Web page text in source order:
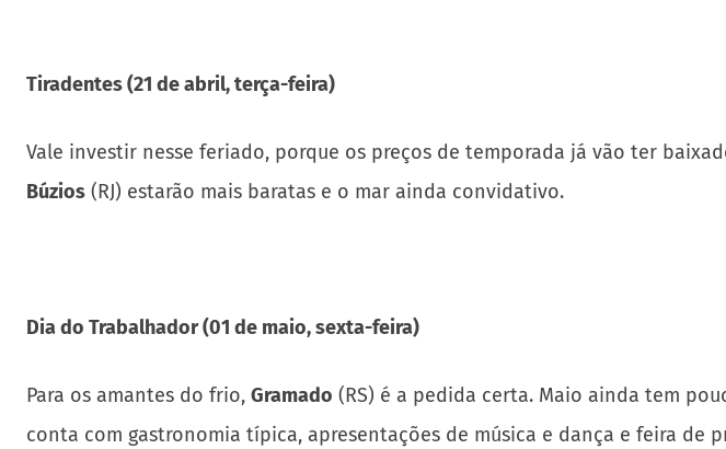
Tiradentes (21 de abril, terça-feira)
Vale investir nesse feriado, porque os preços de temporada já vão ter
Búzios (RJ) estarão mais baratas e o mar ainda convidativo.
Dia do Trabalhador (01 de maio, sexta-feira)
Para os amantes do frio, Gramado (RS) é a pedida certa. Maio ainda tem
conta com gastronomia típica, apresentações de música e dança e feira de